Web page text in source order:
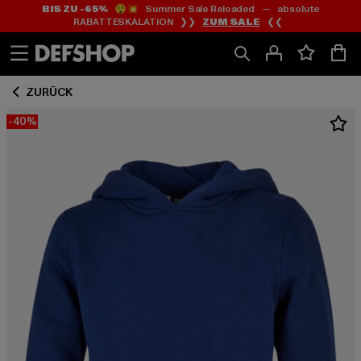
Zum
Inhalt
springen
Zum
Fußzeile
springen
BIS ZU -65%😲💥 Summer Sale Reloaded — absolute
RABATTESKALATION ❯❯ ZUM SALE ❮❮
ZURÜCK
-40%